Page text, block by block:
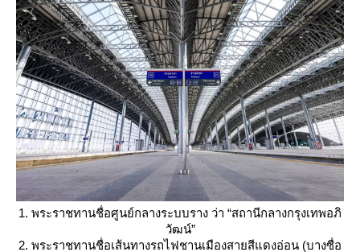
1. พระราชทานชื่อศูนย์กลางระบบราง ว่า “สถานีกลางกรุงเทพอภิ
วัฒน์”
2. พระราชทานชื่อเส้นทางรถไฟชานเมืองสายสีแดงอ่อน (บางซื่อ